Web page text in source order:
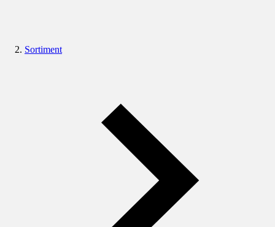
Sortiment